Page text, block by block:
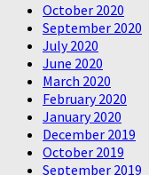
October 2020
September 2020
July 2020
June 2020
March 2020
February 2020
January 2020
December 2019
October 2019
September 2019